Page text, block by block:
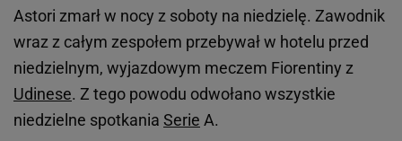
Astori zmarł w nocy z soboty na niedzielę. Zawodnik
wraz z całym zespołem przebywał w hotelu przed
niedzielnym, wyjazdowym meczem Fiorentiny z
Udinese. Z tego powodu odwołano wszystkie
niedzielne spotkania Serie A.